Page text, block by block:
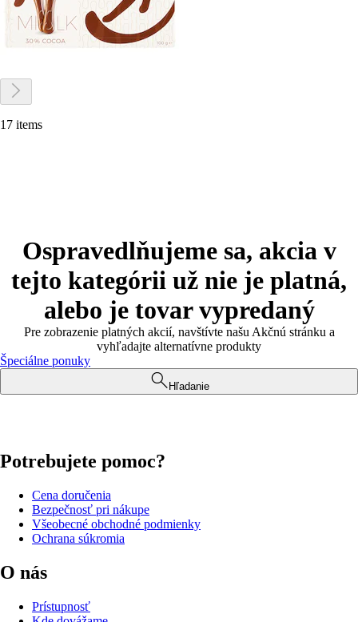
17 items
Ospravedlňujeme sa, akcia v
tejto kategórii už nie je platná,
alebo je tovar vypredaný
Pre zobrazenie platných akcií, navštívte našu Akčnú stránku a
vyhľadajte alternatívne produkty
Špeciálne ponuky
Hľadanie
Potrebujete pomoc?
Cena doručenia
Bezpečnosť pri nákupe
Všeobecné obchodné podmienky
Ochrana súkromia
O nás
Prístupnosť